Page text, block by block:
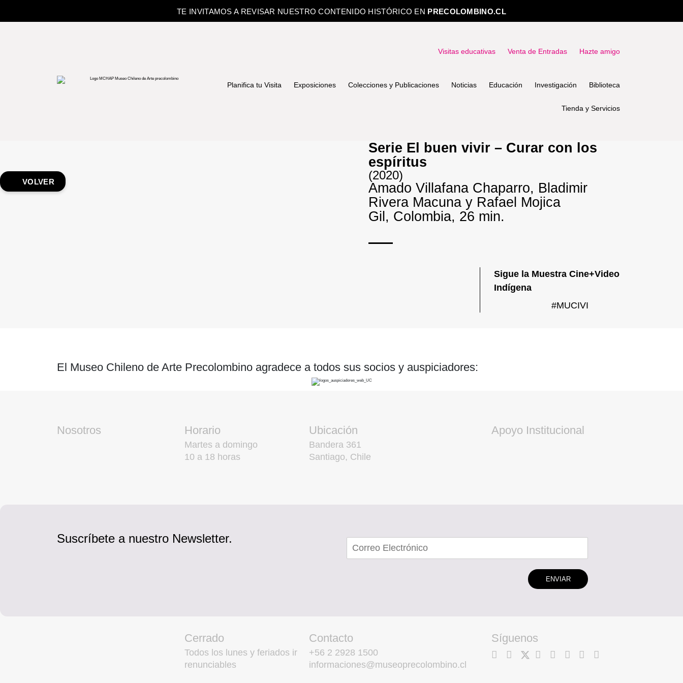
TE INVITAMOS A REVISAR NUESTRO CONTENIDO HISTÓRICO EN PRECOLOMBINO.CL
Visitas educativas Venta de Entradas Hazte amigo
Planifica tu Visita Exposiciones Colecciones y Publicaciones Noticias Educación Investigación Biblioteca
Tienda y Servicios
VOLVER
Serie El buen vivir – Curar con los
espíritus
(2020)
Amado Villafana Chaparro, Bladimir
Rivera Macuna y Rafael Mojica
Gil, Colombia, 26 min.
Sigue la Muestra Cine+Video
Indígena
#MUCIVI
El Museo Chileno de Arte Precolombino agradece a todos sus socios y auspiciadores:
Nosotros Horario
Martes a domingo
10 a 18 horas
Ubicación
Bandera 361
Santiago, Chile
Apoyo Institucional
Suscríbete a nuestro Newsletter.
ENVIAR
Cerrado
Todos los lunes y feriados ir
renunciables
Contacto
+56 2 2928 1500
informaciones@museoprecolombino.cl
Síguenos